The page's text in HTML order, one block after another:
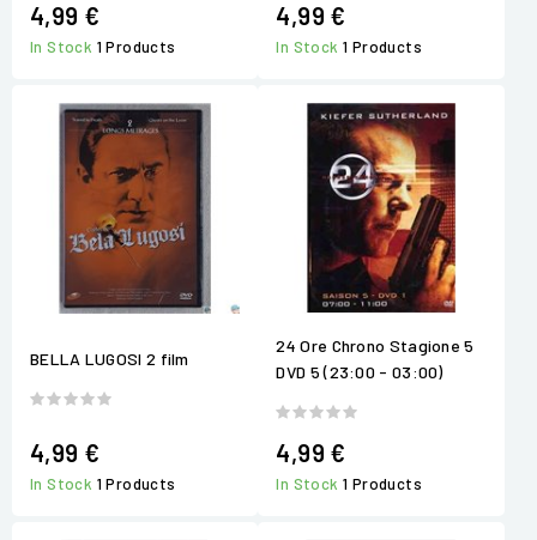
4,99 €
In Stock 1 Products
4,99 €
In Stock1 Products
BELLA LUGOSI 2 film
4,99 €
In Stock 1 Products
24 Ore Chrono Stagione 5
DVD 5 (23:00 - 03:00)
4,99 €
In Stock1 Products